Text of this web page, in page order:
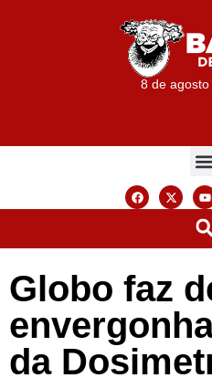
8 de
Globo faz
da